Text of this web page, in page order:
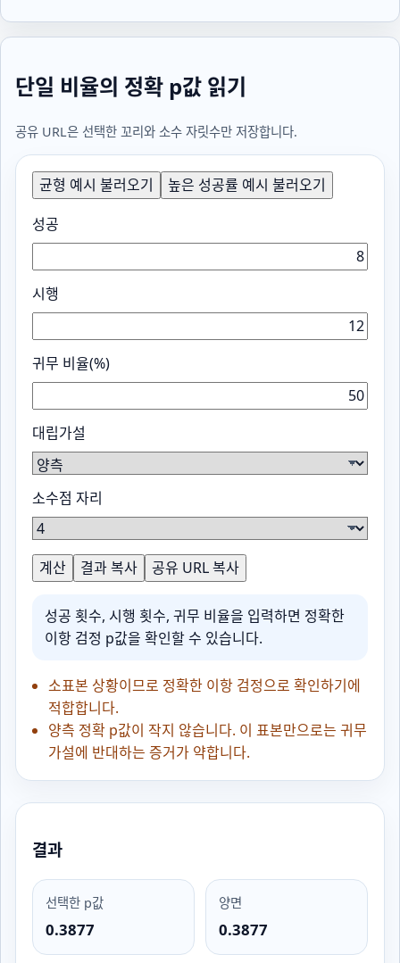
단일 비율의 정확 p값 읽기
공유 URL은 선택한 꼬리와 소수 자릿수만 저장합니다.
균형 예시 불러오기
높은 성공률 예시 불러오기
성공
시행
귀무 비율(%)
대립가설
소수점 자리
계산 결과 복사 공유 URL 복사
성공 횟수, 시행 횟수, 귀무 비율을 입력하면 정확한
이항 검정 p값을 확인할 수 있습니다.
소표본 상황이므로 정확한 이항 검정으로 확인하기에
적합합니다.
양측 정확 p값이 작지 않습니다. 이 표본만으로는 귀무
가설에 반대하는 증거가 약합니다.
결과
선택한 p값
0.3877
양면
0.3877